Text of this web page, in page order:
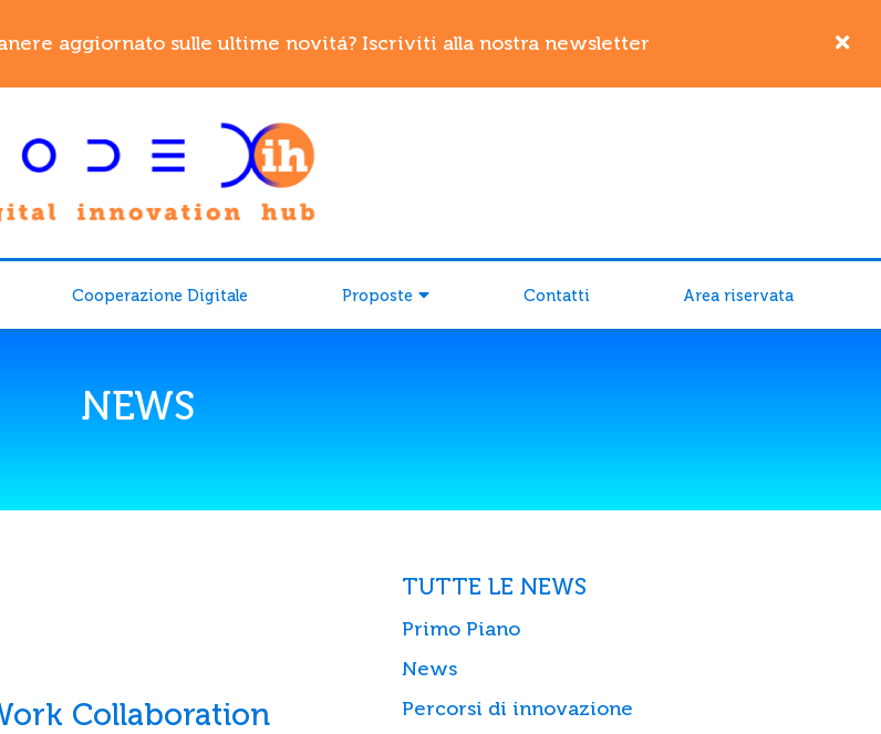
aggiornato sulle ultime novitá? Iscriviti alla nostra newsletter
Cooperazione Digitale Proposte Contatti Area riservata
NEWS
Collaboration
TUTTE LE NEWS
Primo Piano
News
Percorsi di innovazione